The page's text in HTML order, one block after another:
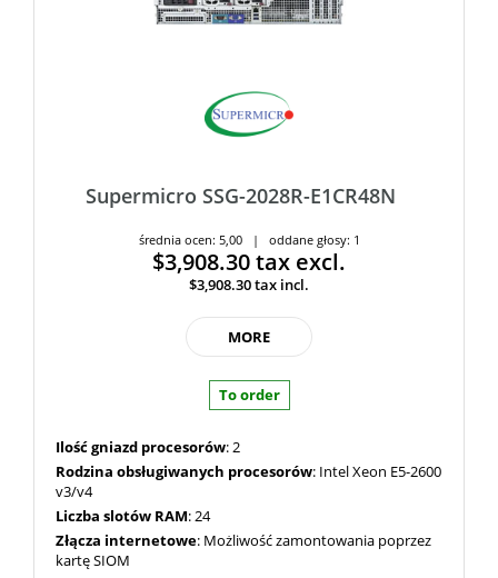
Supermicro SSG-2028R-E1CR48N
średnia ocen: 5,00 | oddane głosy: 1
$3,908.30tax excl.
$3,908.30tax incl.
MORE
To order
Ilość gniazd procesorów: 2
Rodzina obsługiwanych procesorów: Intel Xeon E5-2600
v3/v4
Liczba slotów RAM: 24
Złącza internetowe: Możliwość zamontowania poprzez
kartę SIOM